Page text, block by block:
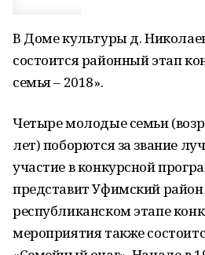
В Доме культуры д.
состоится районный этап
семья – 2018».
Четыре молодые семьи
лет) поборются за звание
участие в конкурсной
представит Уфимский
республиканском этапе
мероприятия также